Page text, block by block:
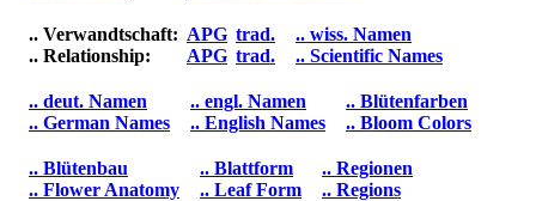
.. Verwandtschaft:
.. Relationship:
APG
APG
trad.
trad.
.. wiss. Namen
.. Scientific Names
.. deut. Namen
.. German Names
.. engl. Namen
.. English Names
.. Blütenfarben
.. Bloom Colors
.. Blütenbau
.. Flower Anatomy
.. Blattform
.. Leaf Form
.. Regionen
.. Regions